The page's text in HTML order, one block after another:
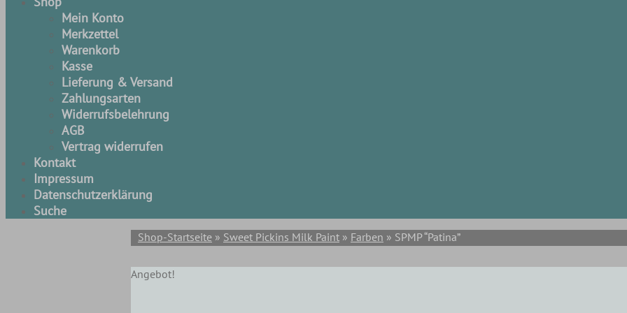
Mein Konto
Merkzettel
Warenkorb
Kasse
Lieferung & Versand
Zahlungsarten
Widerrufsbelehrung
AGB
Vertrag widerrufen
Kontakt
Impressum
Datenschutzerklärung
Suche
Shop-Startseite » Sweet Pickins Milk Paint » Farben » SPMP “Patina”
Angebot!